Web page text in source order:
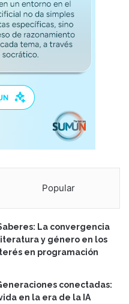
Popular
La convergencia
y género en los
en programación
conectadas:
en la era de la IA